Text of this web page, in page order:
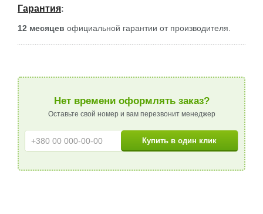
Гарантия:
12 месяцев официальной гарантии от производителя.
Нет времени оформлять заказ?
Оставьте свой номер и вам перезвонит менеджер